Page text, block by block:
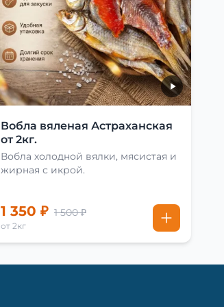
Вобла вяленая Астраханская
от 2кг.
Вобла холодной вялки, мясистая и
жирная с икрой.
1 350 ₽ 1 500 ₽
от 2кг